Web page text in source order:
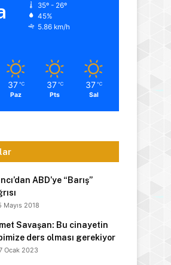
35º - 26º
45%
5.86 km/h
37 ℃
Paz
37 ℃
Pts
37 ℃
Sal
ABD’ye “Barış”
Mayıs 2018
Savaşan: Bu cinayetin
ders olması gerekiyor
Ocak 2023